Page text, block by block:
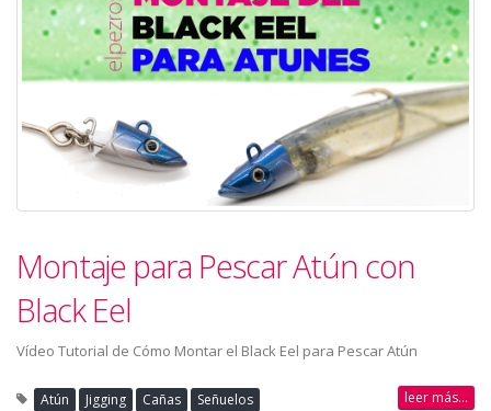
Montaje para Pescar Atún con
Black Eel
Vídeo Tutorial de Cómo Montar el Black Eel para Pescar Atún
Atún Jigging Cañas Señuelos leer más...